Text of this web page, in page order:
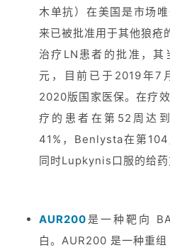
木单抗）在美国是市场
来已被批准用于其他狼疮
治疗LN患者的批准，
元，目前已于2019年7
2020版国家医保。在疗
疗的患者在第52周达
41%，Benlysta在第104
同时Lupkynis口服的给药
AUR200 是一种靶向
白。AUR200 是一种重